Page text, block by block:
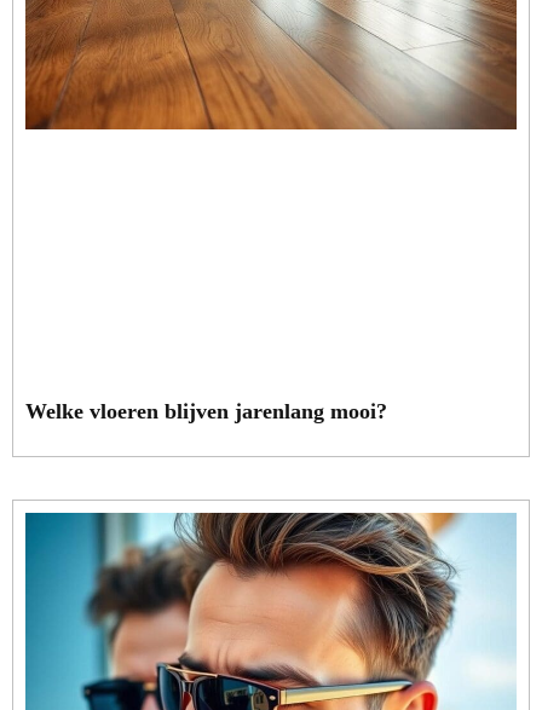
Welke vloeren blijven jarenlang mooi?